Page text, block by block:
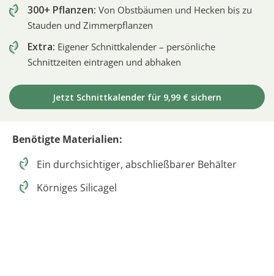
300+ Pflanzen: Von Obstbäumen und Hecken bis zu
Stauden und Zimmerpflanzen
Extra: Eigener Schnittkalender – persönliche
Schnittzeiten eintragen und abhaken
Jetzt Schnittkalender für 9,99 € sichern
Benötigte Materialien:
Ein durchsichtiger, abschließbarer Behälter
Körniges Silicagel